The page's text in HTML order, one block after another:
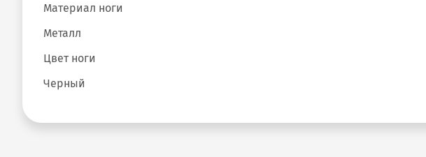
Материал ноги
Металл
Цвет ноги
Черный